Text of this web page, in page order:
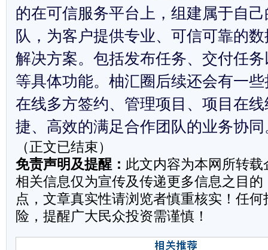
的在可信服务平台上，组建属于自
队，为客户提供专业、可信可靠的
解决方案。包括发布任务、交付任
等具体功能。柚汇圈后续还会有一
在线多方签约、管理项目、项目在
捷、高效的满足合作团队的业务协同
（正文已结束）
免责声明及提醒： 此文内容为本网所转
相关信息仅为宣传及传递更多信息之目
点，文章真实性请浏览者慎重核实！任
险，提醒广大民众投资需谨慎！